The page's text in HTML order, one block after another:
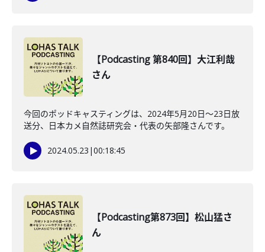
【Podcasting 第840回】大江利哉
さん
今回のポッドキャスティングは、2024年5月20日〜23日放
送分、日本カメ自然誌研究会・代表の矢部隆さんです。
2024.05.23 |00:18:45
【Podcasting第873回】松山猛さ
ん